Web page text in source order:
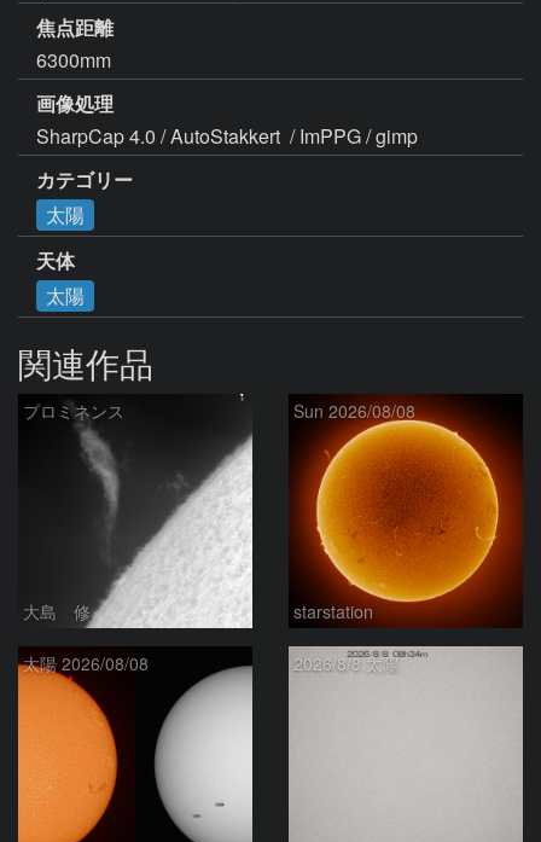
焦点距離
6300mm
画像処理
SharpCap 4.0 / AutoStakkert  / ImPPG / gimp
カテゴリー
太陽
天体
太陽
関連作品
プロミネンス
大島 修
Sun 2026/08/08
starstation
太陽 2026/08/08 2026/8/8 太陽